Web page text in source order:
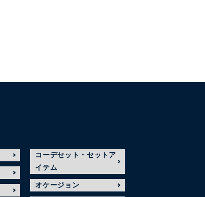
コーデセット・セットア
イテム
オケージョン